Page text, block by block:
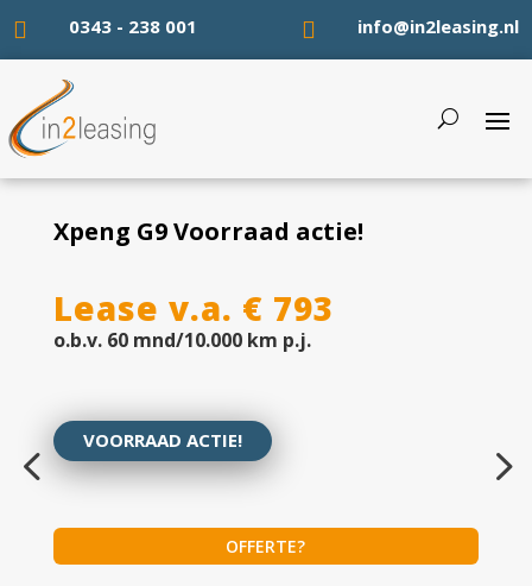
 0343 - 238 001  info@in2leasing.nl
Xpeng G9 Voorraad actie!
Lease v.a. € 793
o.b.v. 60 mnd/10.000 km p.j.
VOORRAAD ACTIE!
OFFERTE?